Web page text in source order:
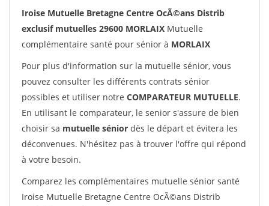
Iroise Mutuelle Bretagne Centre OcÃ©ans Distrib
exclusif mutuelles 29600 MORLAIX Mutuelle
complémentaire santé pour sénior à MORLAIX
Pour plus d'information sur la mutuelle sénior, vous
pouvez consulter les différents contrats sénior
possibles et utiliser notre COMPARATEUR MUTUELLE.
En utilisant le comparateur, le senior s'assure de bien
choisir sa mutuelle sénior dès le départ et évitera les
déconvenues. N'hésitez pas à trouver l'offre qui répond
à votre besoin.
Comparez les complémentaires mutuelle sénior santé
Iroise Mutuelle Bretagne Centre OcÃ©ans Distrib